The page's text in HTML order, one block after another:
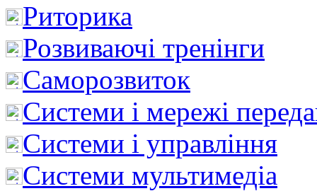
Риторика
Розвиваючі тренінги
Саморозвиток
Системи і мережі
Системи і управління
Системи мультимедіа